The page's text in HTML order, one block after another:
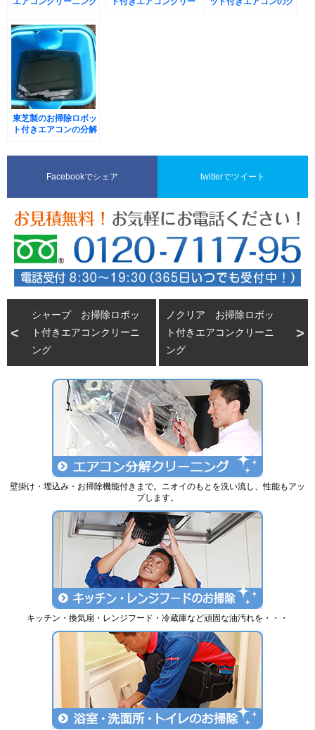
東芝製のお掃除ロボッ
ト付きエアコンの分解
Facebookでシェア twitterでツイート
シャープ お掃除ロボッ
ト付きエアコンクリーニ
ング
ノクリア お掃除ロボッ
ト付きエアコンクリーニ
ング
壁掛け・埋込み・お掃除機能付きまで。ニオイのもとを洗い流し、性能もアッ
プします。
キッチン・換気扇・レンジフード・冷蔵庫など頑固な油汚れを・・・